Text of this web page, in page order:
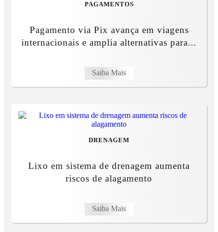
PAGAMENTOS
Pagamento via Pix avança em viagens
internacionais e amplia alternativas para...
Saiba Mais
DRENAGEM
Lixo em sistema de drenagem aumenta
riscos de alagamento
Saiba Mais